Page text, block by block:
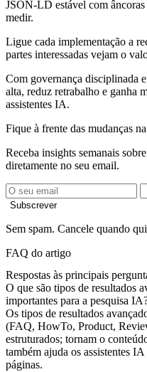
JSON-LD estável com âncoras
medir.
Ligue cada implementação a
partes interessadas vejam o
Com governança disciplinada
alta, reduz retrabalho e ganha
assistentes IA.
Fique à frente das mudanças
Receba insights semanais
diretamente no seu email.
Subscrever
Sem spam. Cancele quando
FAQ do artigo
Respostas às principais
O que são tipos de resultados
importantes para a pesquisa
Os tipos de resultados
(FAQ, HowTo, Product,
estruturados; tornam o
também ajuda os assistentes
páginas.